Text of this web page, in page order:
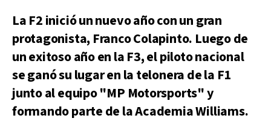
La F2 inició un nuevo año con un gran
protagonista, Franco Colapinto. Luego de
un exitoso año en la F3, el piloto nacional
se ganó su lugar en la telonera de la F1
junto al equipo "MP Motorsports" y
formando parte de la Academia Williams.